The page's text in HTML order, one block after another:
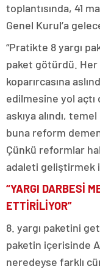
toplantısında, 41
Genel Kurul’a
“Pratikte 8 yargı
paket götürdü.
koparırcasına
edilmesine yol açtı
askıya alındı,
buna reform
Çünkü reformlar
adaleti geliştirmek
“YARGI DARBESİ
ETTİRİLİYOR”
8. yargı paketini
paketin içerisinde
neredeyse farklı